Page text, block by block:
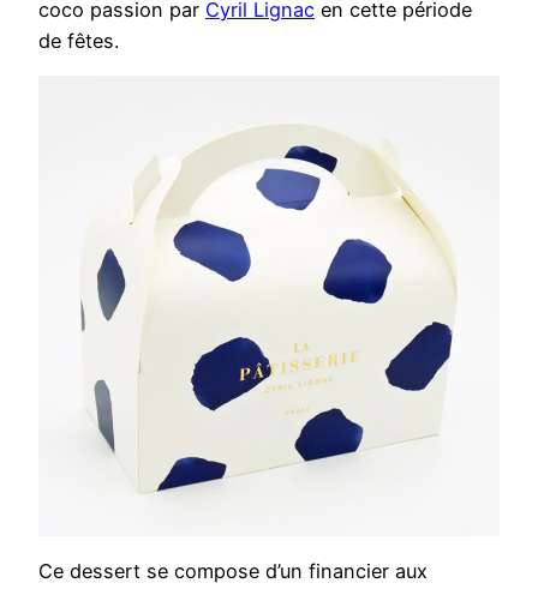
coco passion par Cyril Lignac en cette période
de fêtes.
Ce dessert se compose d’un financier aux